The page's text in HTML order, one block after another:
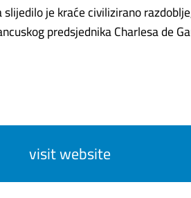
je kraće civilizirano
predsjednika Charlesa de
visit website